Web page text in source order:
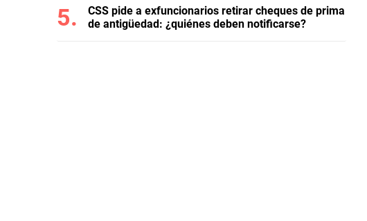
CSS pide a exfuncionarios retirar cheques de prima
de antigüedad: ¿quiénes deben notificarse?